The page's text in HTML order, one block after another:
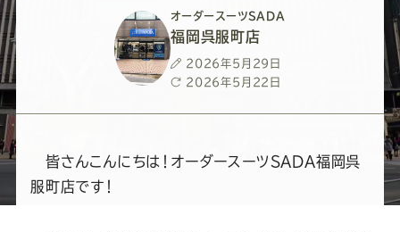
ー
ツ
ー
ー
ー
ー
ー
ー
ー
ー
オーダースーツSADA
福岡呉服町店
投
稿
2026年5月29日
最
2026年5月22日
皆さんこんにちは！オーダースーツSADA福岡呉
服町店です！